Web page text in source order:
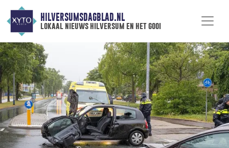
HILVERSUMSDAGBLAD.NL
lokaal nieuws hilversum en het gooi